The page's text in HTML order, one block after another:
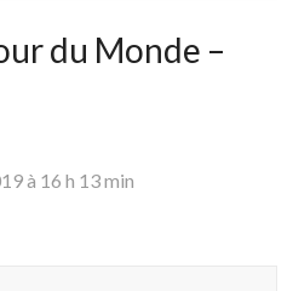
du Monde –
à 16 h 13 min